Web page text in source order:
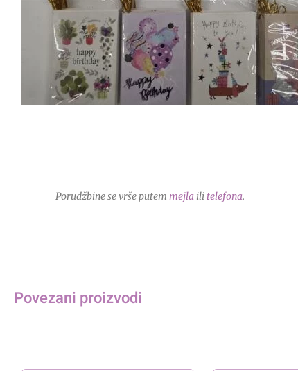
Porudžbine se vrše putem mejla ilitelefona.
Povezani proizvodi